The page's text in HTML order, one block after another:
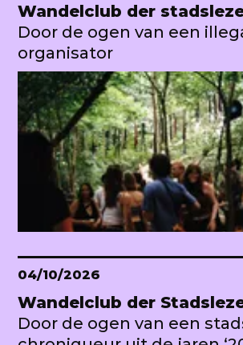
Wandelclub der
Door de ogen van een
organisator
04/10/2026
Wandelclub der
Door de ogen van een